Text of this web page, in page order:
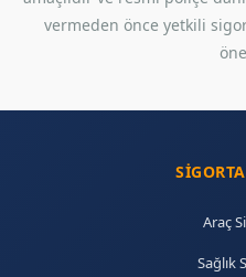
vermeden önce yetkili
Araç
Sağlık